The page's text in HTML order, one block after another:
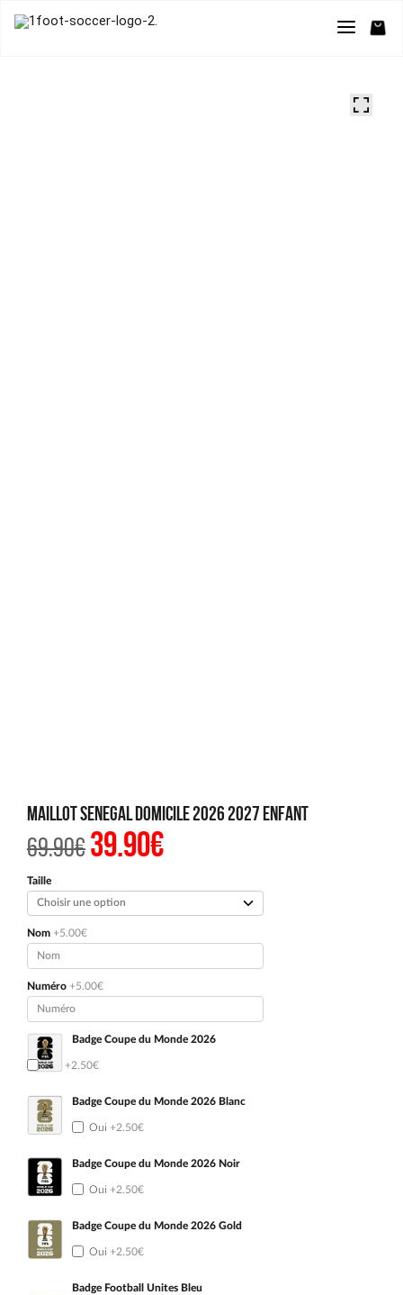
Maillot Senegal Domicile 2026 2027 Enfant
69.90€Le
prix
était :
69.90€.
39.90€Le
prix
est :
39.90€.
Taille
Nom +5.00€
Numéro +5.00€
Badge Coupe du Monde 2026
Oui +2.50€
Badge Coupe du Monde 2026 Blanc
Oui +2.50€
Badge Coupe du Monde 2026 Noir
Oui +2.50€
Badge Coupe du Monde 2026 Gold
Oui +2.50€
Badge Football Unites Bleu